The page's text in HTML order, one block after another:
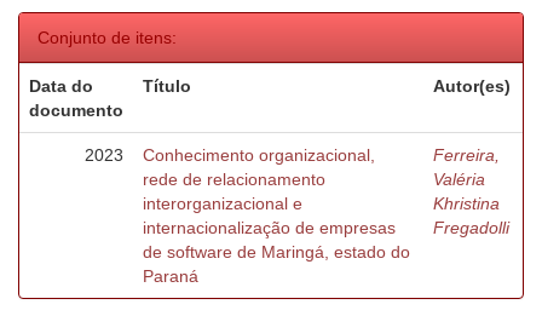
Conjunto de itens:
Data do
documento
Título Autor(es)
2023
Conhecimento organizacional,
rede de relacionamento
interorganizacional e
internacionalização de empresas
de software de Maringá, estado do
Paraná
Ferreira,
Valéria
Khristina
Fregadolli